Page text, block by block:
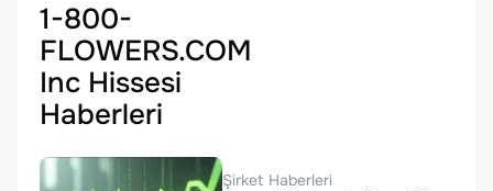
1-800-
FLOWERS.COM
Inc Hissesi
Haberleri
Şirket Haberleri